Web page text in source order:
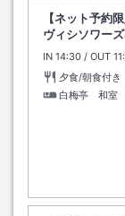
【ネット予約
ヴィシソワー
IN チェックイン
14:30 / OUT チ
夕食/朝食付き
白梅亭 和室